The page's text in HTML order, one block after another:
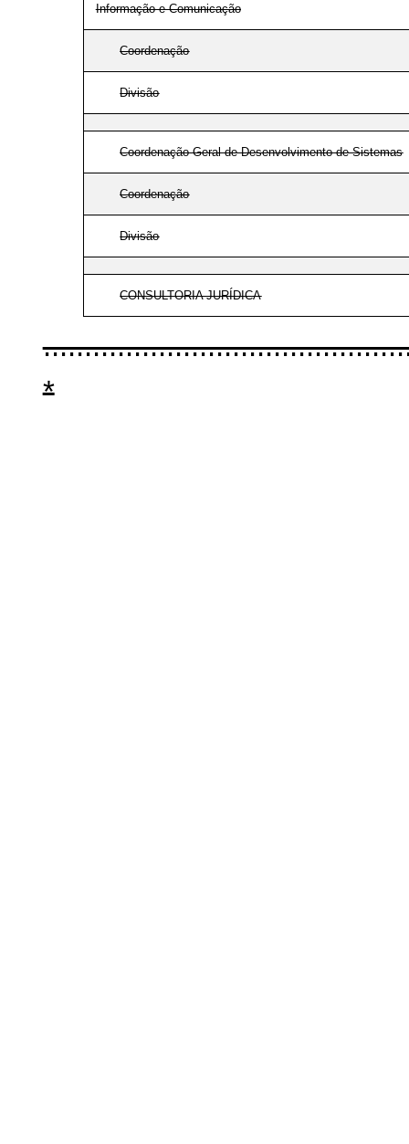
Informação e Comunicação
Coordenação
Divisão
Coordenação-Geral de Desenvolvimento de Sistemas
Coordenação
Divisão
CONSULTORIA JURÍDICA
*